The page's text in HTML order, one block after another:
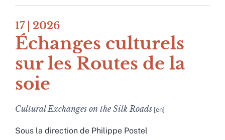
17| 2026
Échanges culturels
sur les Routes de la
soie
Cultural Exchanges on the Silk Roads
Sous la direction de Philippe Postel